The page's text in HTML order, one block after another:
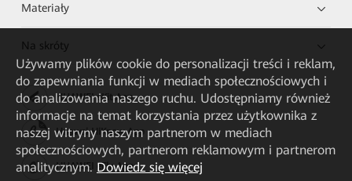
Materiały
Na skróty
HUAWEI eKit App
Huawei HiKnow App
HUAWEI eFly App
Używamy plików cookie do personalizacji treści i reklam,
do zapewniania funkcji w mediach społecznościowych i
do analizowania naszego ruchu. Udostępniamy również
informacje na temat korzystania przez użytkownika z
naszej witryny naszym partnerom w mediach
społecznościowych, partnerom reklamowym i partnerom
analitycznym. Dowiedz się więcej